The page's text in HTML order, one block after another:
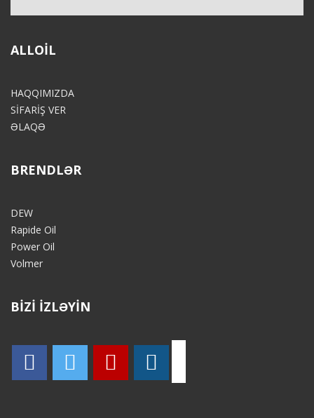
ALLOIL
HAQQIMIZDA
SİFARİŞ VER
ƏLAQƏ
BRENDLƏR
DEW
Rapide Oil
Power Oil
Volmer
BİZİ İZLƏYİN